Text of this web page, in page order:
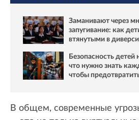
Заманивают через
запугивание: как
втянутыми в
Безопасность детей
что нужно знать
чтобы
В общем, современные